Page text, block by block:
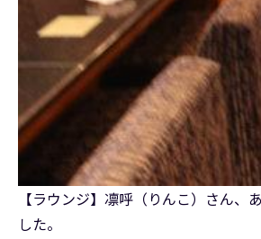
【ラウンジ】凛呼（りんこ）さん、
した。